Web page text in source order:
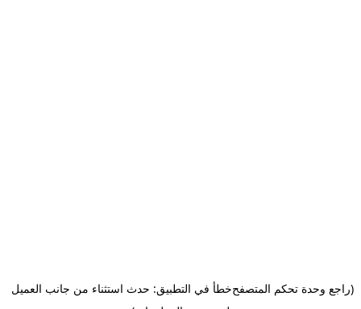
خطأ في التطبيق: حدث استثناء من جانب العميل(راجع وحدة تحكم المتصفح